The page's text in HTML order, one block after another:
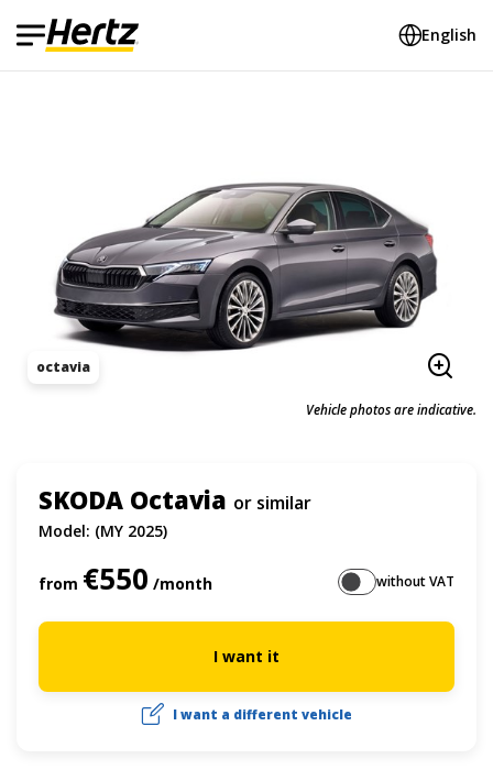
English
octavia
Vehicle photos are indicative.
SKODA Octavia or similar
Model: (MY 2025)
from €550 /month without VAT
I want it
I want a different vehicle